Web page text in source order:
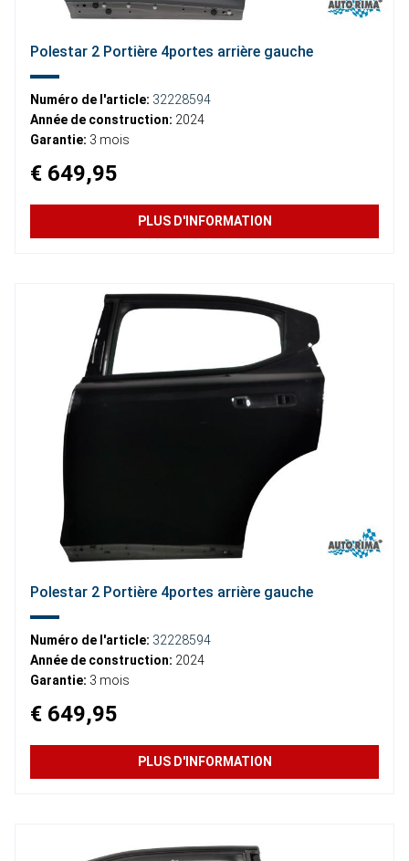
Polestar 2 Portière 4portes arrière gauche
Numéro de l'article: 32228594
Année de construction: 2024
Garantie: 3 mois
€ 649,95
PLUS D'INFORMATION
Polestar 2 Portière 4portes arrière gauche
Numéro de l'article: 32228594
Année de construction: 2024
Garantie: 3 mois
€ 649,95
PLUS D'INFORMATION